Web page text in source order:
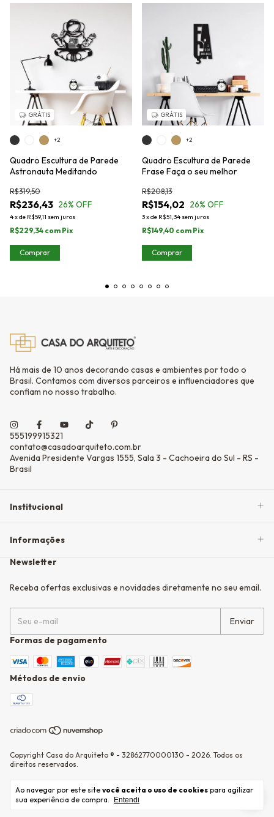
Ao navegar por este site você aceita o uso de cookies para agilizar
sua experiência de compra.
Entendi
GRÁTIS
Quadro Escultura de Parede
Astronauta Meditando
R$236,43
R$319,50
26% OFF
4xde R$59,11 sem juros
R$229,34 com Pix
+2
Comprar
GRÁTIS
Quadro Escultura de Parede
Frase Faça o seu melhor
R$154,02
R$208,13
26% OFF
3xde R$51,34 sem juros
R$149,40 com Pix
+2
Comprar
Há mais de 10 anos decorando casas e ambientes por todo o
Brasil. Contamos com diversos parceiros e influenciadores que
confiam no nosso trabalho.
555199915321
contato@casadoarquiteto.com.br
Avenida Presidente Vargas 1555, Sala 3 - Cachoeira do Sul - RS -
Brasil
Institucional
Informações
Newsletter
Receba ofertas exclusivas e novidades diretamente no seu email.
Formas de pagamento
Métodos de envio
Copyright Casa do Arquiteto ® - 32862770000130 - 2026. Todos os
direitos reservados.